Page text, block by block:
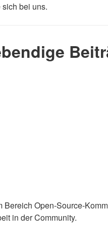
bei uns.
Bereich Open-Source-
in der Community.